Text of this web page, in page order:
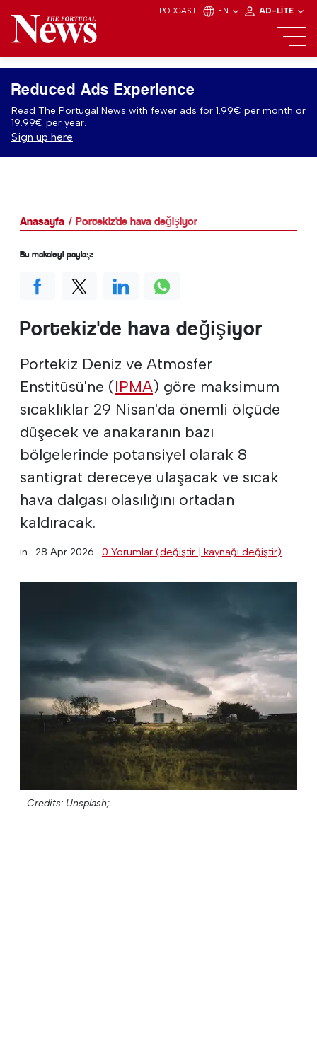
PODCAST EN AD-LITE
Reduced Ads Experience
Read The Portugal News with fewer ads for 1.99€ per month or
19.99€ per year.
Sign up here
Anasayfa Portekiz'de hava değişiyor
Portekiz'de hava değişiyor
Portekiz Deniz ve Atmosfer
Enstitüsü'ne (IPMA) göre maksimum
sıcaklıklar 29 Nisan'da önemli ölçüde
düşecek ve anakaranın bazı
bölgelerinde potansiyel olarak 8
santigrat dereceye ulaşacak ve sıcak
hava dalgası olasılığını ortadan
kaldıracak.
in · 28 Apr 2026 · 0 Yorumlar (değiştir | kaynağı değiştir)
Credits: Unsplash;
Bu makaleyi paylaş: